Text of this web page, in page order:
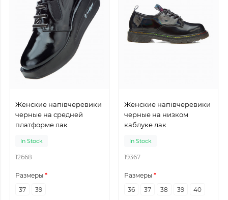
Женские напівчеревики
черные на средней
платформе лак
In Stock
12668
Размеры
37
39
Женские напівчеревики
черные на низком
каблуке лак
In Stock
19367
Размеры
36
37 38 39 40